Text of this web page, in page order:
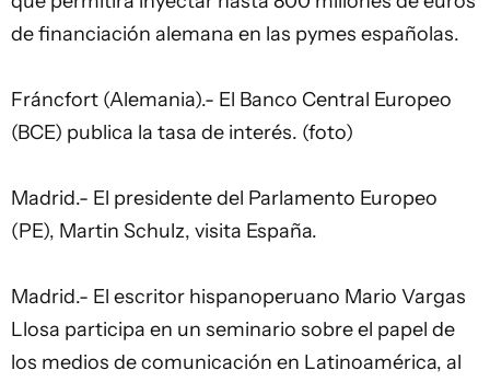
de financiación alemana en las pymes españolas.
Fráncfort (Alemania).- El Banco Central Europeo
(BCE) publica la tasa de interés. (foto)
Madrid.- El presidente del Parlamento Europeo
(PE), Martin Schulz, visita España.
Madrid.- El escritor hispanoperuano Mario Vargas
Llosa participa en un seminario sobre el papel de
los medios de comunicación en Latinoamérica, al